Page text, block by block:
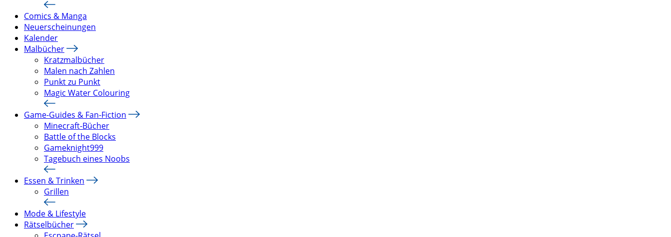
Comics & Manga
Neuerscheinungen
Kalender
Malbücher
Kratzmalbücher
Malen nach Zahlen
Punkt zu Punkt
Magic Water Colouring
Game-Guides & Fan-Fiction
Minecraft-Bücher
Battle of the Blocks
Gameknight999
Tagebuch eines Noobs
Essen & Trinken
Grillen
Mode & Lifestyle
Rätselbücher